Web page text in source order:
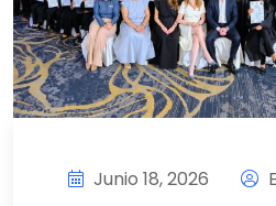
Junio 18, 2026